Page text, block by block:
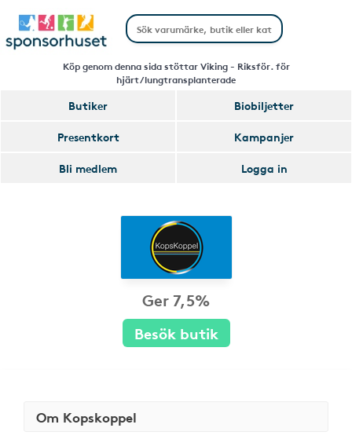
Köp genom denna sida stöttar Viking - Riksför. för
hjärt/lungtransplanterade
Butiker
Biobiljetter
Presentkort
Kampanjer
Bli medlem
Logga in
Ger 7,5%
Besök butik
Om Kopskoppel